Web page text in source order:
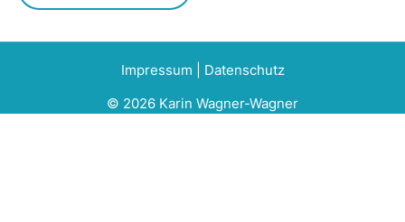
© 2026 Karin Wagner-Wagner​
Impressum Datenschutz